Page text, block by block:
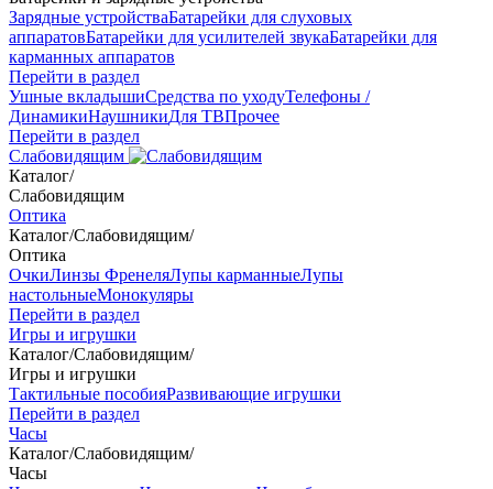
Зарядные устройстваБатарейки для слуховых
аппаратовБатарейки для усилителей звукаБатарейки для
карманных аппаратов
Перейти в раздел
Ушные вкладышиСредства по уходуТелефоны /
ДинамикиНаушникиДля ТВПрочее
Перейти в раздел
Слабовидящим
Каталог/
Слабовидящим
Оптика
Каталог/Слабовидящим/
Оптика
ОчкиЛинзы ФренеляЛупы карманныеЛупы
настольныеМонокуляры
Перейти в раздел
Игры и игрушки
Каталог/Слабовидящим/
Игры и игрушки
Тактильные пособияРазвивающие игрушки
Перейти в раздел
Часы
Каталог/Слабовидящим/
Часы